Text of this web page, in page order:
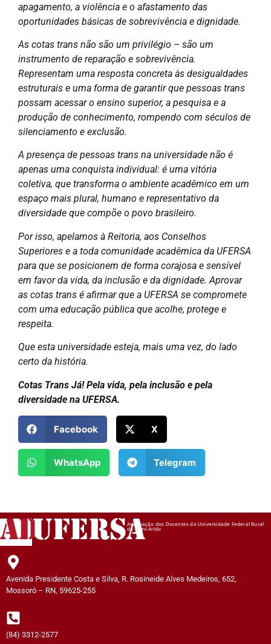
apagamento, a violência e o afastamento das
oportunidades básicas de sobrevivência e dignidade.
As cotas trans não são um privilégio – são um
instrumento de reparação e sobrevivência.
Representam uma resposta concreta às desigualdades
estruturais e uma forma de garantir que pessoas trans
possam acessar o ensino superior, a pesquisa e a
produção de conhecimento, rompendo com séculos de
silenciamento e exclusão.
A presença de pessoas trans na universidade não é
apenas uma conquista individual: é uma vitória
coletiva, que transforma o ambiente acadêmico em um
espaço mais plural, humano e representativo da
diversidade que compõe o povo brasileiro.
Por isso, apelamos à Reitoria, aos Conselhos
Superiores e a toda comunidade acadêmica da UFERSA
para que se posicionem de forma corajosa e sensível
em favor da vida, da inclusão e da dignidade. Aprovar
as cotas trans é afirmar que a UFERSA se compromete
com uma educação pública que acolhe, protege e
respeita.
Que esta universidade esteja, mais uma vez, do lado
certo da história.
Cotas Trans Já! Pela vida, pela inclusão e pela
diversidade na UFERSA.
Facebook X
WhatsApp Telegram
ADUFERSAAssociação dos Docentes da Universidade Federal Rural
do Semi-Árido
Avenida Presidente Costa e Silva, R. Rosineide Alves Medeiros, 652,
Mossoró – RN, 59625-255
(84) 3312-2577